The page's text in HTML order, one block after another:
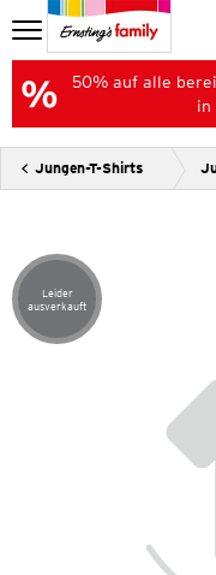
50% auf alle
in
Jungen-T-Shirts
Artikel leider ausverkauft
Leider
ausverkauft